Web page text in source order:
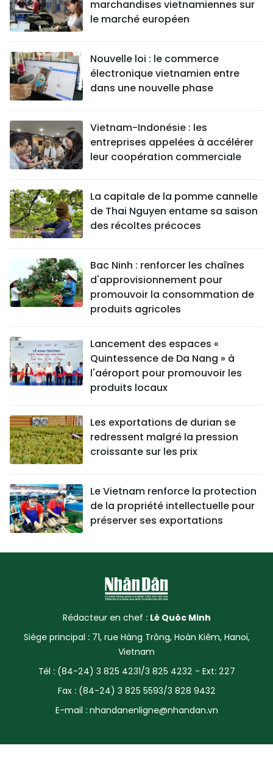
marchandises vietnamiennes sur
le marché européen
Nouvelle loi : le commerce
électronique vietnamien entre
dans une nouvelle phase
Vietnam-Indonésie : les
entreprises appelées à accélérer
leur coopération commerciale
La capitale de la pomme cannelle
de Thai Nguyen entame sa saison
des récoltes précoces
Bac Ninh : renforcer les chaînes
d'approvisionnement pour
promouvoir la consommation de
produits agricoles
Lancement des espaces «
Quintessence de Da Nang » à
l'aéroport pour promouvoir les
produits locaux
Les exportations de durian se
redressent malgré la pression
croissante sur les prix
Le Vietnam renforce la protection
de la propriété intellectuelle pour
préserver ses exportations
Rédacteur en chef : Lê Quôc Minh
Siège principal : 71, rue Hàng Trông, Hoàn Kiêm, Hanoï,
Vietnam
Tél : (84-24) 3 825 4231/3 825 4232 - Ext: 227
Fax : (84-24) 3 825 5593/3 828 9432
E-mail : nhandanenligne@nhandan.vn